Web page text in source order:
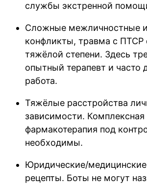
службы экстренной
Сложные межличностные
конфликты, травма с ПТСР
тяжёлой степени. Здесь
опытный терапевт и часто
работа.
Тяжёлые расстройства
зависимости. Комплексная
фармакотерапия под
необходимы.
Юридические/
рецепты. Боты не могут